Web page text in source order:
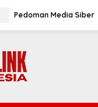
Pedoman Media Siber